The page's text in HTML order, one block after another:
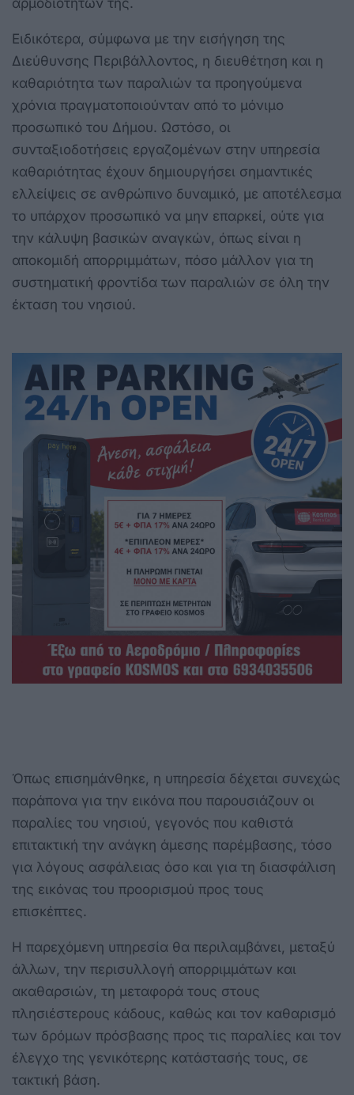
Ειδικότερα, σύμφωνα με την εισήγηση της
Διεύθυνσης Περιβάλλοντος, η διευθέτηση και η
καθαριότητα των παραλιών τα προηγούμενα
χρόνια πραγματοποιούνταν από το μόνιμο
προσωπικό του Δήμου. Ωστόσο, οι
συνταξιοδοτήσεις εργαζομένων στην υπηρεσία
καθαριότητας έχουν δημιουργήσει σημαντικές
ελλείψεις σε ανθρώπινο δυναμικό, με αποτέλεσμα
το υπάρχον προσωπικό να μην επαρκεί, ούτε για
την κάλυψη βασικών αναγκών, όπως είναι η
αποκομιδή απορριμμάτων, πόσο μάλλον για τη
συστηματική φροντίδα των παραλιών σε όλη την
έκταση του νησιού.
Όπως επισημάνθηκε, η υπηρεσία δέχεται συνεχώς
παράπονα για την εικόνα που παρουσιάζουν οι
παραλίες του νησιού, γεγονός που καθιστά
επιτακτική την ανάγκη άμεσης παρέμβασης, τόσο
για λόγους ασφάλειας όσο και για τη διασφάλιση
της εικόνας του προορισμού προς τους
επισκέπτες.
Η παρεχόμενη υπηρεσία θα περιλαμβάνει, μεταξύ
άλλων, την περισυλλογή απορριμμάτων και
ακαθαρσιών, τη μεταφορά τους στους
πλησιέστερους κάδους, καθώς και τον καθαρισμό
των δρόμων πρόσβασης προς τις παραλίες και τον
έλεγχο της γενικότερης κατάστασής τους, σε
τακτική βάση.